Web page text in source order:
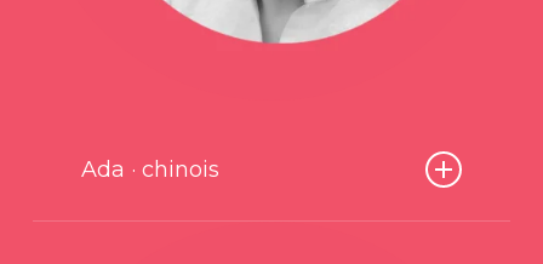
communauté. Rigoureuse et patiente,
j’essaie de rendre l’apprentissage agréable et
Ada · chinois